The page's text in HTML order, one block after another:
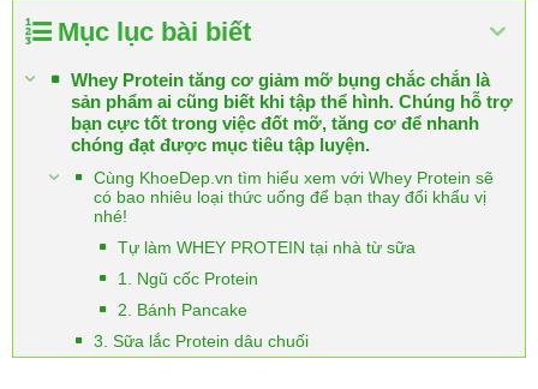
Mục lục bài biết
Whey Protein tăng cơ giảm mỡ bụng chắc chắn là
sản phẩm ai cũng biết khi tập thể hình. Chúng hỗ trợ
bạn cực tốt trong việc đốt mỡ, tăng cơ để nhanh
chóng đạt được mục tiêu tập luyện.
Cùng KhoeDep.vn tìm hiểu xem với Whey Protein sẽ
có bao nhiêu loại thức uống để bạn thay đổi khẩu vị
nhé!
Tự làm WHEY PROTEIN tại nhà từ sữa
1. Ngũ cốc Protein
2. Bánh Pancake
3. Sữa lắc Protein dâu chuối